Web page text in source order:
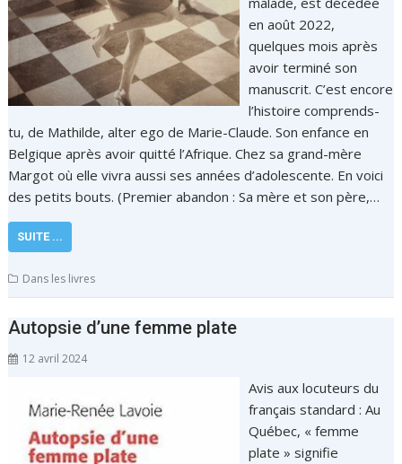
en août 2022,
quelques mois après
avoir terminé son
manuscrit. C’est encore
l’histoire comprends-
tu, de Mathilde, alter ego de Marie-Claude. Son enfance en
Belgique après avoir quitté l’Afrique. Chez sa grand-mère
Margot où elle vivra aussi ses années d’adolescente. En voici
des petits bouts. (Premier abandon : Sa mère et son père,…
SUITE ...
Dans les livres
Autopsie d’une femme plate
12 avril 2024
Avis aux locuteurs du
français standard : Au
Québec, « femme
plate » signifie